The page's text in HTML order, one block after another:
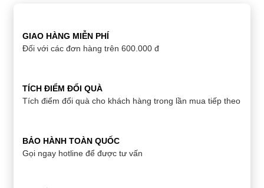
GIAO HÀNG MIỄN PHÍ
Đối với các đơn hàng trên 600.000 đ
TÍCH ĐIỂM ĐỔI QUÀ
Tích điểm đổi quà cho khách hàng trong lần mua tiếp theo
BẢO HÀNH TOÀN QUỐC
Gọi ngay hotline để được tư vấn